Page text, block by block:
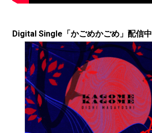
Digital Single「かごめかごめ」配信中